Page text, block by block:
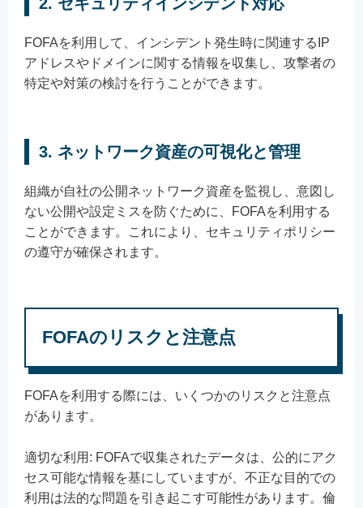
FOFAを利用して、インシデント発生時に関連するIP
アドレスやドメインに関する情報を収集し、攻撃者の
特定や対策の検討を行うことができます。
3. ネットワーク資産の可視化と管理
組織が自社の公開ネットワーク資産を監視し、意図し
ない公開や設定ミスを防ぐために、FOFAを利用する
ことができます。これにより、セキュリティポリシー
の遵守が確保されます。
FOFAのリスクと注意点
FOFAを利用する際には、いくつかのリスクと注意点
があります。
適切な利用: FOFAで収集されたデータは、公的にアク
セス可能な情報を基にしていますが、不正な目的での
利用は法的な問題を引き起こす可能性があります。倫